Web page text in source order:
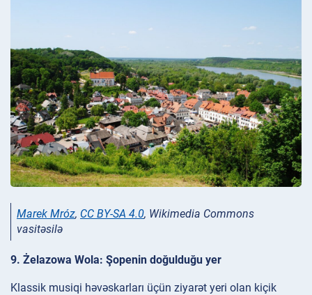
Marek Mróz, CC BY-SA 4.0, Wikimedia Commons
vasitəsilə
9. Żelazowa Wola: Şopenin doğulduğu yer
Klassik musiqi həvəskarları üçün ziyarət yeri olan kiçik